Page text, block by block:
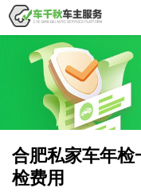
合肥私家车年检
检费用